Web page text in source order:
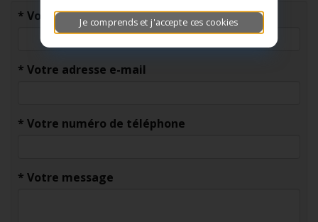
* Votre nom
* Votre adresse e-mail
* Votre numéro de téléphone
* Votre message
Je comprends et j'accepte ces cookies